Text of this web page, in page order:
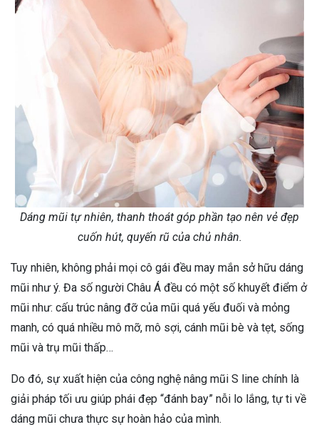
Dáng mũi tự nhiên, thanh thoát góp phần tạo nên vẻ đẹp
cuốn hút, quyến rũ của chủ nhân.
Tuy nhiên, không phải mọi cô gái đều may mắn sở hữu dáng
mũi như ý. Đa số người Châu Á đều có một số khuyết điểm ở
mũi như: cấu trúc nâng đỡ của mũi quá yếu đuối và mỏng
manh, có quá nhiều mô mỡ, mô sợi, cánh mũi bè và tẹt, sống
mũi và trụ mũi thấp…
Do đó, sự xuất hiện của công nghệ nâng mũi S line chính là
giải pháp tối ưu giúp phái đẹp “đánh bay” nỗi lo lắng, tự ti về
dáng mũi chưa thực sự hoàn hảo của mình.